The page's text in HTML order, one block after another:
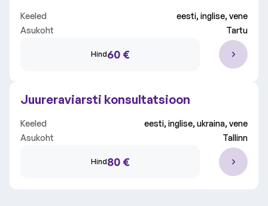
Keeled
eesti, inglise, vene
Asukoht
Tartu
Hind60 €
Juureraviarsti konsultatsioon
Keeled
eesti, inglise, ukraina, vene
Asukoht
Tallinn
Hind80 €
Video